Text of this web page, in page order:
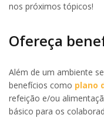
nos próximos tópicos!
Ofereça
Além de um ambiente
benefícios como plano
refeição e/ou
básico para os